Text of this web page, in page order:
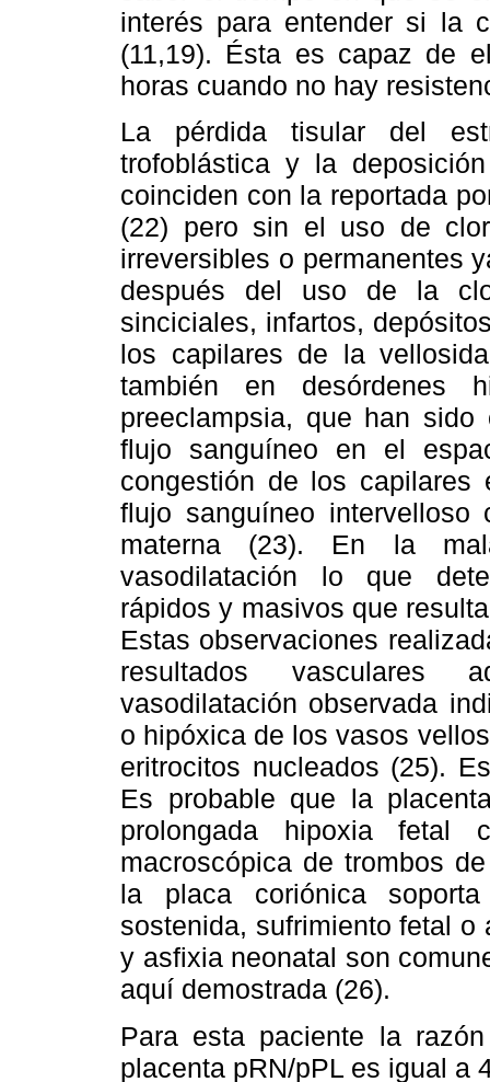
interés para entender si la
(11,19). Ésta es capaz de
horas cuando no hay
La pérdida tisular del
trofoblástica y la
coinciden con la reportada
(22) pero sin el uso de
irreversibles o permanentes
después del uso de la
sinciciales, infartos,
los capilares de la
también en desórdenes
preeclampsia, que han sido
flujo sanguíneo en el
congestión de los
flujo sanguíneo
materna (23). En la
vasodilatación lo que
rápidos y masivos que
Estas observaciones
resultados vasculares
vasodilatación observada
o hipóxica de los vasos
eritrocitos nucleados (25).
Es probable que la
prolongada hipoxia fetal
macroscópica de trombos
la placa coriónica
sostenida, sufrimiento fetal o
y asfixia neonatal son
aquí demostrada (26).
Para esta paciente la
placenta pRN/pPL es igual a